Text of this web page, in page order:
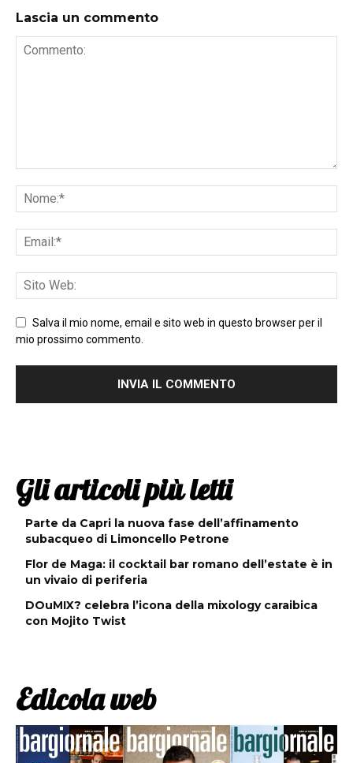
Lascia un commento
Salva il mio nome, email e sito web in questo browser per il
mio prossimo commento.
Gli articoli più letti
Parte da Capri la nuova fase dell’affinamento
subacqueo di Limoncello Petrone
Flor de Maga: il cocktail bar romano dell’estate è in
un vivaio di periferia
DOuMIX? celebra l’icona della mixology caraibica
con Mojito Twist
Edicola web